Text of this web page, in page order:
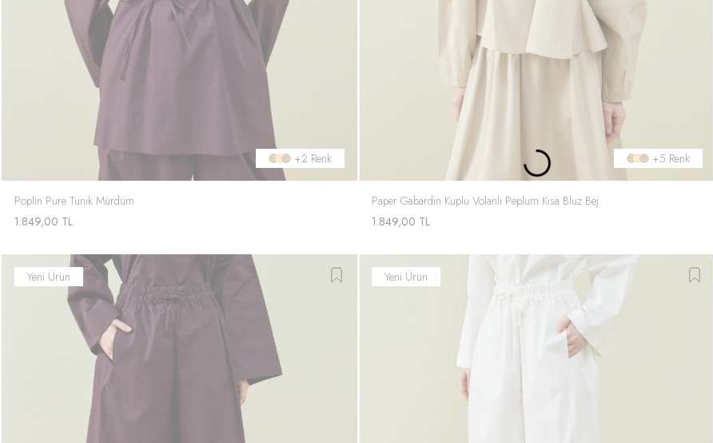
+2 Renk
Poplin Pure Tunik Mürdüm
1.849,00 TL
+5 Renk
Paper Gabardin Kuplu Volanlı Peplum Kısa Bluz Bej
1.849,00 TL
Yeni Ürün Yeni Ürün